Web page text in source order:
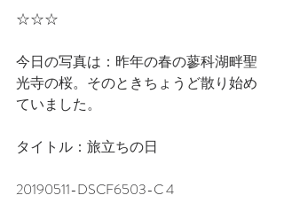
☆☆☆
今日の写真は：昨年の春の蓼科湖畔聖
光寺の桜。そのときちょうど散り始め
ていました。
タイトル：旅立ちの日
20190511-DSCF6503-C 4